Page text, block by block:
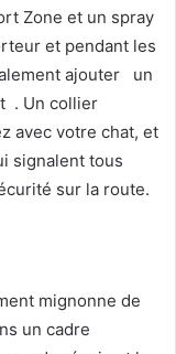
Zone et un spray
et pendant les
ajouter
un
. Un collier
avec votre chat, et
signalent tous
sur la route.
mignonne de
un cadre